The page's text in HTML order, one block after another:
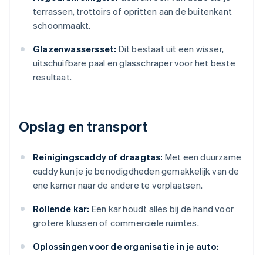
terrassen, trottoirs of opritten aan de buitenkant
schoonmaakt.
Glazenwassersset: Dit bestaat uit een wisser,
uitschuifbare paal en glasschraper voor het beste
resultaat.
Opslag en transport
Reinigingscaddy of draagtas: Met een duurzame
caddy kun je je benodigdheden gemakkelijk van de
ene kamer naar de andere te verplaatsen.
Rollende kar: Een kar houdt alles bij de hand voor
grotere klussen of commerciële ruimtes.
Oplossingen voor de organisatie in je auto: